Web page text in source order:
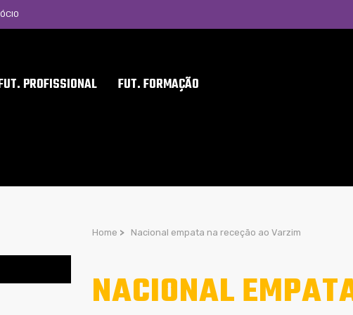
PROFISSIONAL FUT. FORMAÇÃO
Home > Nacional empata na receção ao Varzim
NACIONAL